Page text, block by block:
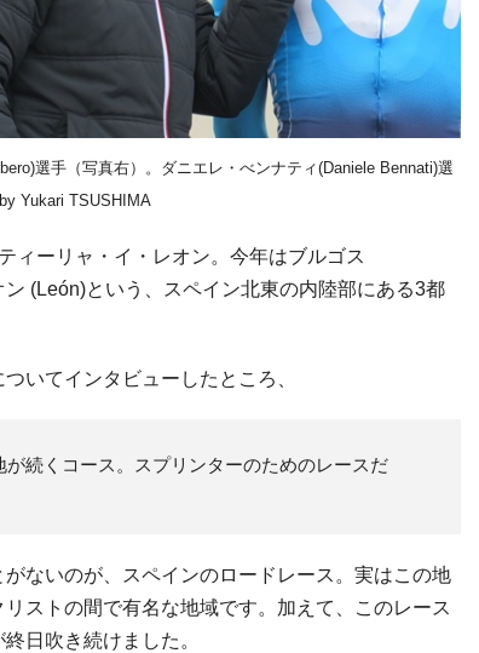
選手（写真右）。ダニエレ・べンナティ(Daniele Bennati)選
Yukari TSUSHIMA
ィーリャ・イ・レオン。今年はブルゴス
(León)という、スペイン北東の内陸部にある3都
いてインタビューしたところ、
続くコース。スプリンターのためのレースだ
ないのが、スペインのロードレース。実はこの地
ストの間で有名な地域です。加えて、このレース
日吹き続けました。